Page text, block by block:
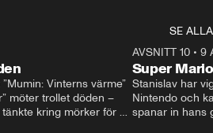
– Redan från början förstod vi att
behövde vår egen identitet, säger
SE ALLA
Vinterns värme”
möter trollet döden –
kring mörker för
AVSNITT 10• 9
Super
Stanislav har
Nintendo och
spanar in hans